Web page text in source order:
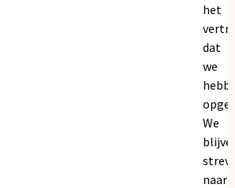
het
dat
we
We
naar